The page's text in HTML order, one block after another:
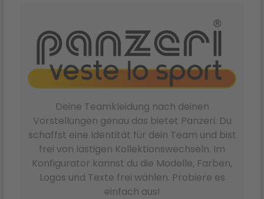
Deine Teamkleidung nach deinen
Vorstellungen genau das bietet Panzeri. Du
schaffst eine Identität für dein Team und bist
frei von lästigen Kollektionswechseln. Im
Konfigurator kannst du die Modelle, Farben,
Logos und Texte frei wählen. Probiere es
einfach aus!